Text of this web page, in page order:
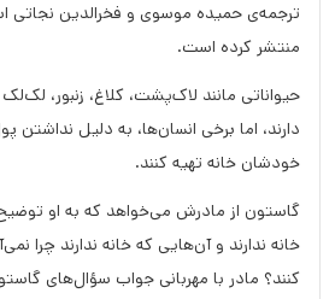
ترجمه‌ی حمیده موسوی و فخرالدین نجاتی
منتشر کرده است.
حیواناتی مانند لاک‌پشت، کلاغ، زنبور،
دارند، اما برخی انسان‌ها، به دلیل نداشتن
خودشان خانه تهیه کنند.
گاستون از مادرش می‌خواهد که به او
خانه ندارند و آن‌هایی که خانه ندارند چرا
کنند؟ مادر با مهربانی جواب سؤال‌های